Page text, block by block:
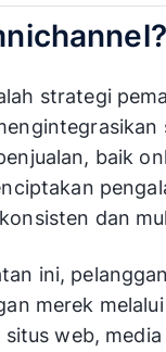
strategi
baik
dan
ini,
merek
web, media